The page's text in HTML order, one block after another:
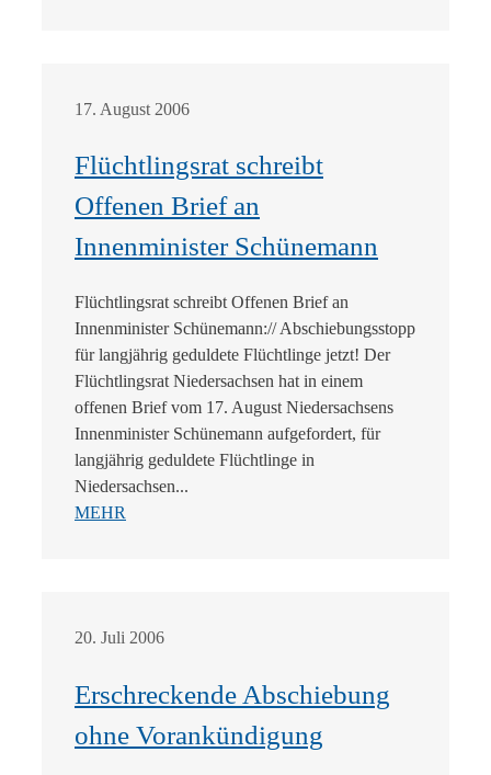
17. August 2006
Flüchtlingsrat schreibt
Offenen Brief an
Innenminister Schünemann
Flüchtlingsrat schreibt Offenen Brief an
Innenminister Schünemann:// Abschiebungsstopp
für langjährig geduldete Flüchtlinge jetzt! Der
Flüchtlingsrat Niedersachsen hat in einem
offenen Brief vom 17. August Niedersachsens
Innenminister Schünemann aufgefordert, für
langjährig geduldete Flüchtlinge in
Niedersachsen...
MEHR
20. Juli 2006
Erschreckende Abschiebung
ohne Vorankündigung